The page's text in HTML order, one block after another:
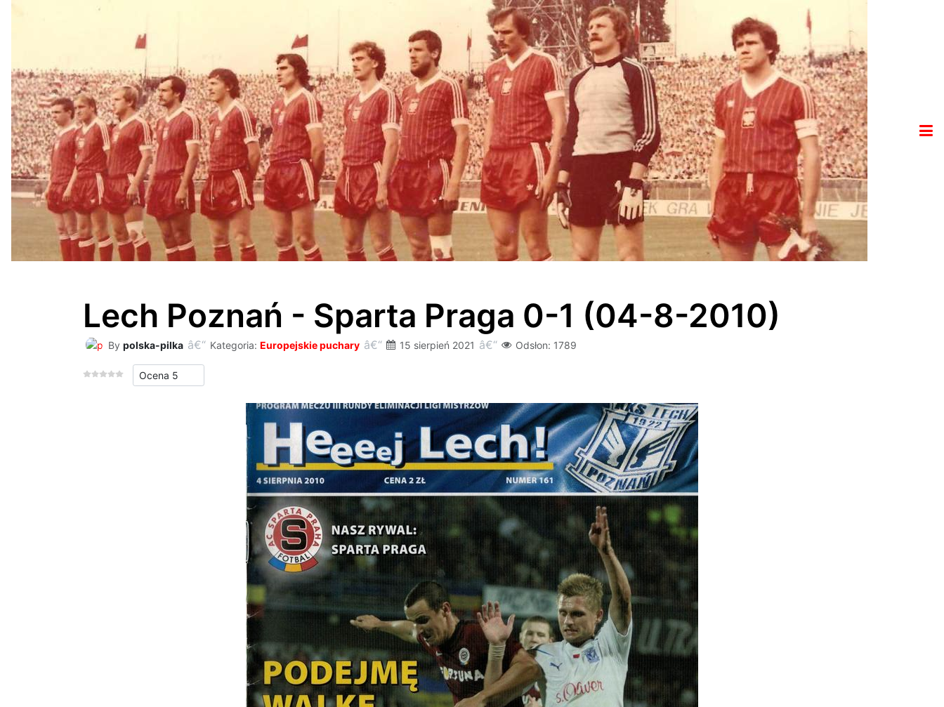
Lech Poznań - Sparta Praga 0-1 (04-8-2010)
By polska-pilka Kategoria: Europejskie puchary 15 sierpień 2021 Odsłon: 1789
Proszę, oceń